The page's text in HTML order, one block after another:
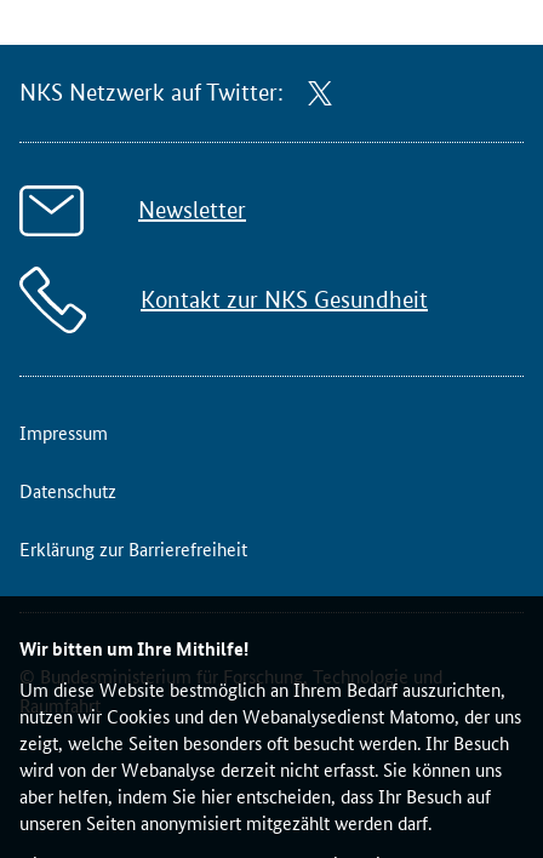
Wir bitten um Ihre Mithilfe!
Um diese Website bestmöglich an Ihrem Bedarf auszurichten,
nutzen wir Cookies und den Webanalysedienst Matomo, der uns
zeigt, welche Seiten besonders oft besucht werden. Ihr Besuch
wird von der Webanalyse derzeit nicht erfasst. Sie können uns
aber helfen, indem Sie hier entscheiden, dass Ihr Besuch auf
unseren Seiten anonymisiert mitgezählt werden darf.
NKS Netzwerk auf Twitter:
Newsletter
Kontakt zur NKS Gesundheit
Impressum
Datenschutz
Erklärung zur Barrierefreiheit
© Bundesministerium für Forschung, Technologie und
Raumfahrt